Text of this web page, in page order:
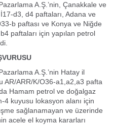
A.Ş.’nin, Çanakkale ve
d3, d4 paftaları, Adana ve
b paftası ve Konya ve Niğde
paftaları için yapılan petrol
A.Ş.’nin Hatay il
AR/ARR/K/O36-a1,a2,a3 pafta
Hamam petrol ve doğalgaz
4 kuyusu lokasyon alanı için
sağlanamayan ve üzerinde
acele el koyma kararları